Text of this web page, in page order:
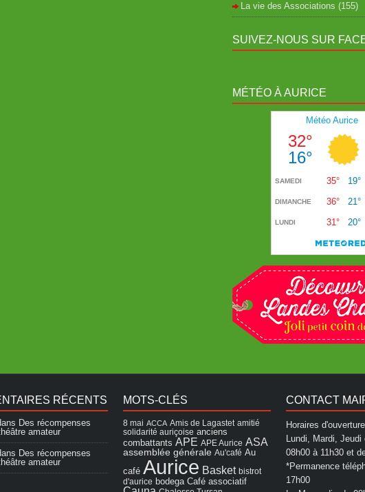
La vie des Associations (155)
SUIVEZ-NOUS SUR
MÉTÉO À AURICE
RÉCENTS
Des récompenses
amateur
Des récompenses
amateur
MOTS-CLÉS
8 mai ACCA Amis de Lagastet amitié
solidarité auriçoise anciens
combattants APE APE Aurice ASA
assemblée générale Au'café Au
café Aurice Basket bistrot
d'aurice bodega Café associatif
CONTACT
Horaires
Lundi, Mardi, Jeudi
08h00 à 11h30 et
*Permanence
17h00